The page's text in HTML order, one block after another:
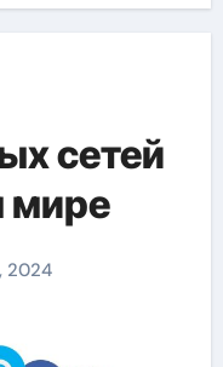
сетей
мире
2024